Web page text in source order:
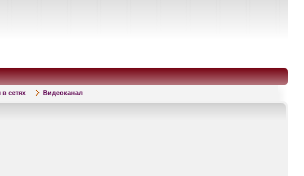
сетях Видеоканал